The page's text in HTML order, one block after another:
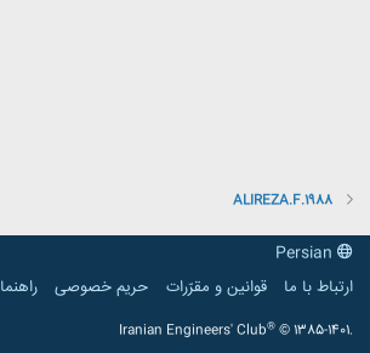
ALIREZA.F.1988
ارتباط با ما
قوانین و مقرّرات حریم خصوصی راهنما
Iranian Engineers' Club® © 1385-1401.